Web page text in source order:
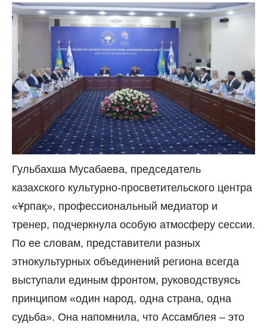
Гульбахша Мусабаева, председатель
казахского культурно-просветительского центра
«Ұрпақ», профессиональный медиатор и
тренер, подчеркнула особую атмосферу сессии.
По ее словам, представители разных
этнокультурных объединений региона всегда
выступали единым фронтом, руководствуясь
принципом «один народ, одна страна, одна
судьба». Она напомнила, что Ассамблея – это